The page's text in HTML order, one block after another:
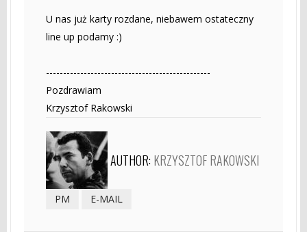
U nas już karty rozdane, niebawem ostateczny
line up podamy :)
------------------------------------------------
Pozdrawiam
Krzysztof Rakowski
AUTHOR: KRZYSZTOF RAKOWSKI
PM E-MAIL